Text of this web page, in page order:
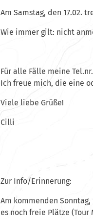
Am Samstag, den 17.02.
Wie immer gilt: nicht
Für alle Fälle meine
Ich freue mich, die eine
Viele liebe Grüße!
Cilli
Zur Info/Erinnerung:
Am kommenden
es noch freie Plätze (Tour